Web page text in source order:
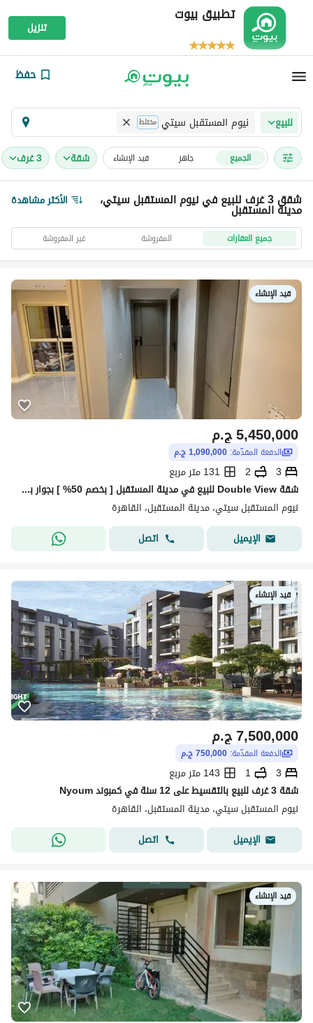
تطبيق بيوت
تنزيل
حفظ
للبيع نيوم المستقبل سيتي مختلط
الجميع جاهز قيد الإنشاء شقة 3 غرف
شقق 3 غرف للبيع في نيوم المستقبل سيتي،مدينة المستقبل الأكثر مشاهدة
جميع العقارات المفروشة غير المفروشة
قيد الإنشاء
ج.م5,450,000
الدفعة المقدّمة: 1,090,000 ج.م
3
2
131 متر مربع
شقة Double View للبيع في مدينة المستقبل [ بخصم 50% ] بجوار بريفادو مدينتى و أبراج ذا سباين ودقايق من أليفا المستقبل سيتي و لافينير و هاب تاون حسن علام
نيوم المستقبل سيتي، مدينة المستقبل، القاهرة
الإيميل
اتصل
قيد الإنشاء
ج.م7,500,000
الدفعة المقدّمة: 750,000 ج.م
3
1
143 متر مربع
شقة 3 غرف للبيع بالتقسيط على 12 سنة في كمبوند Nyoum
نيوم المستقبل سيتي، مدينة المستقبل، القاهرة
الإيميل
اتصل
قيد الإنشاء